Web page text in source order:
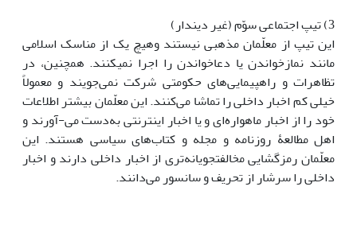
3) تیپ اجتماعی سوّم (غیر دین‎دار)
این تیپ از معلّمان مذهبی نیستند وهیچ یک از مناسک اسلامی
مانند نمازخواندن یا دعاخواندن را اجرا نمی‎کنند. همچنین، در
تظاهرات‌ و راهپیمایی‌های حکومتی شرکت نمی‌جویند و معمولاً
خیلی کم اخبار داخلی را تماشا می‌کنند. این معلّمان بیشتر اطلاعات
خود را از اخبار ماهواره‌ای و یا اخبار اینترنتی به‌دست می-آورند و
اهل مطالعۀ روزنامه و مجله و کتاب‌های سیاسی هستند. این
معلّمان رمزگشایی مخالفت‎جویانه‌تری از اخبار داخلی دارند و اخبار
داخلی را سرشار از تحریف و سانسور می‌دانند.